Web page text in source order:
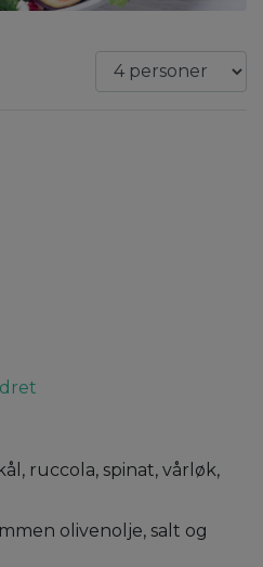
ruccola, spinat, vårløk,
olivenolje, salt og